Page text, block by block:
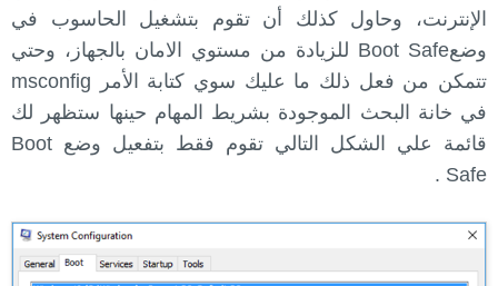
الإنترنت، وحاول كذلك أن تقوم بتشغيل الحاسوب في
وضعBoot Safe للزيادة من مستوي الامان بالجهاز، وحتي
تتمكن من فعل ذلك ما عليك سوي كتابة الأمر msconfig
في خانة البحث الموجودة بشريط المهام حينها ستظهر لك
قائمة علي الشكل التالي تقوم فقط بتفعيل وضع Boot
Safe .